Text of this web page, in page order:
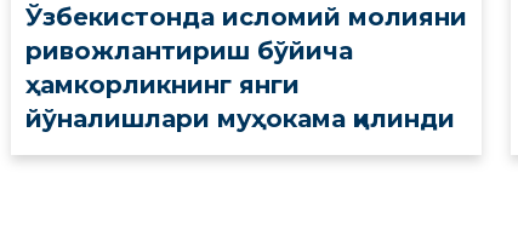
Ўзбекистонда исломий молияни
ривожлантириш бўйича
ҳамкорликнинг янги
йўналишлари муҳокама қилинди